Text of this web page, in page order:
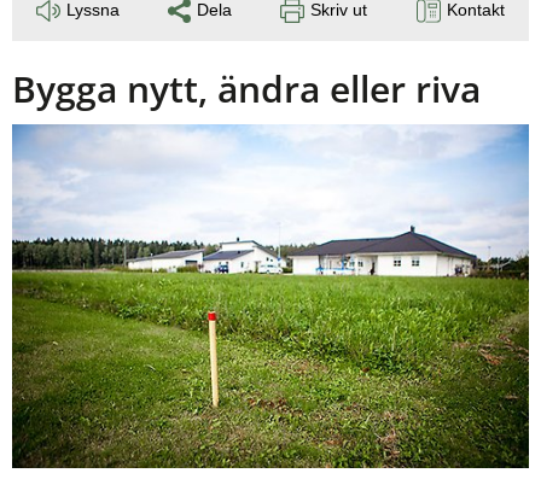
Lyssna Dela Skriv ut Kontakt
Bygga nytt, ändra eller riva